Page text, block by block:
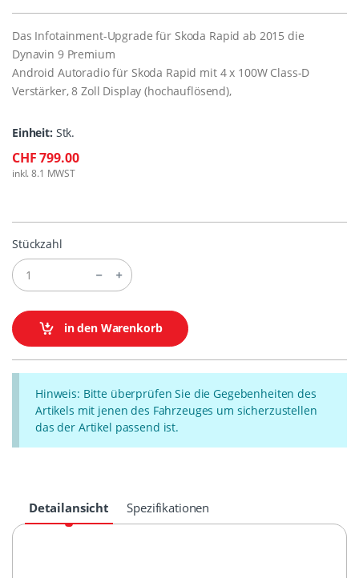
Das Infotainment-Upgrade für Skoda Rapid ab 2015 die
Dynavin 9 Premium
Android Autoradio für Skoda Rapid mit 4 x 100W Class-D
Verstärker, 8 Zoll Display (hochauflösend),
Einheit: Stk.
CHF 799.00
inkl. 8.1 MWST
Stückzahl
in den Warenkorb
Hinweis: Bitte überprüfen Sie die Gegebenheiten des
Artikels mit jenen des Fahrzeuges um sicherzustellen
das der Artikel passend ist.
Detailansicht Spezifikationen